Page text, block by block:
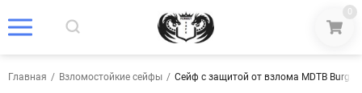
0
Главная / Взломостойкие сейфы / Сейф с защитой от взлома MDTB Burgas